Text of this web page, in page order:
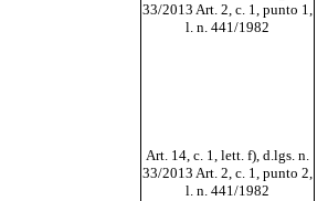
33/2013 Art. 2, c. 1, punto 1,
l. n. 441/1982
Art. 14, c. 1, lett. f), d.lgs. n.
33/2013 Art. 2, c. 1, punto 2,
l. n. 441/1982